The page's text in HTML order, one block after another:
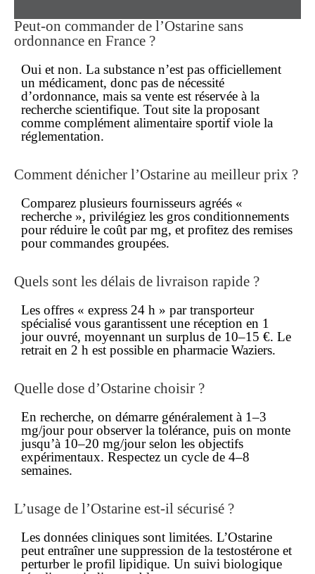
Peut-on commander de l’Ostarine sans
ordonnance en France ?
Oui et non. La substance n’est pas officiellement
un médicament, donc pas de nécessité
d’ordonnance, mais sa vente est réservée à la
recherche scientifique. Tout site la proposant
comme complément alimentaire sportif viole la
réglementation.
Comment dénicher l’Ostarine au meilleur prix ?
Comparez plusieurs fournisseurs agréés «
recherche », privilégiez les gros conditionnements
pour réduire le coût par mg, et profitez des remises
pour commandes groupées.
Quels sont les délais de livraison rapide ?
Les offres « express 24 h » par transporteur
spécialisé vous garantissent une réception en 1
jour ouvré, moyennant un surplus de 10–15 €. Le
retrait en 2 h est possible en pharmacie Waziers.
Quelle dose d’Ostarine choisir ?
En recherche, on démarre généralement à 1–3
mg/jour pour observer la tolérance, puis on monte
jusqu’à 10–20 mg/jour selon les objectifs
expérimentaux. Respectez un cycle de 4–8
semaines.
L’usage de l’Ostarine est-il sécurisé ?
Les données cliniques sont limitées. L’Ostarine
peut entraîner une suppression de la testostérone et
perturber le profil lipidique. Un suivi biologique